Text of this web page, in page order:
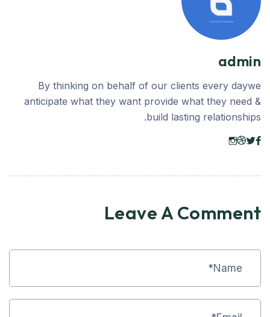
admin
By thinking on behalf of our clients every daywe
anticipate what they want provide what they need &
build lasting relationships.
Leave A Comment